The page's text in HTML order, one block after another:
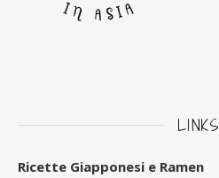
LINKS
Ricette Giapponesi e Ramen